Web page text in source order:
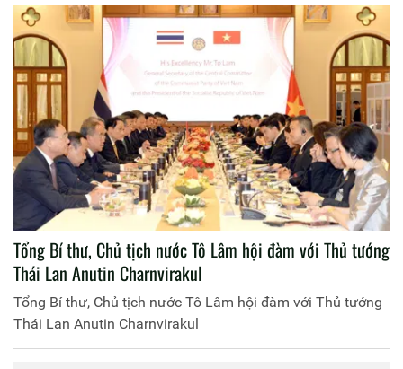
Tổng Bí thư, Chủ tịch nước Tô Lâm hội đàm với Thủ tướng
Thái Lan Anutin Charnvirakul
Tổng Bí thư, Chủ tịch nước Tô Lâm hội đàm với Thủ tướng
Thái Lan Anutin Charnvirakul